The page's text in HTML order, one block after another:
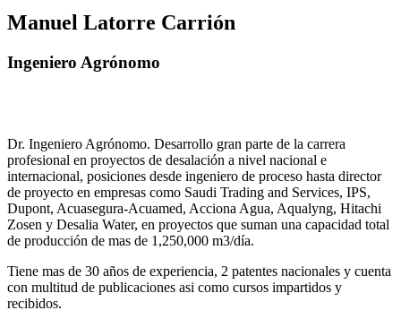
Manuel Latorre Carrión
Ingeniero Agrónomo
Dr. Ingeniero Agrónomo. Desarrollo gran parte de la carrera
profesional en proyectos de desalación a nivel nacional e
internacional, posiciones desde ingeniero de proceso hasta director
de proyecto en empresas como Saudi Trading and Services, IPS,
Dupont, Acuasegura-Acuamed, Acciona Agua, Aqualyng, Hitachi
Zosen y Desalia Water, en proyectos que suman una capacidad total
de producción de mas de 1,250,000 m3/día.
Tiene mas de 30 años de experiencia, 2 patentes nacionales y cuenta
con multitud de publicaciones asi como cursos impartidos y
recibidos.